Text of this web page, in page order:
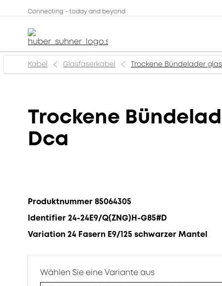
Connecting - today and beyond
Kabel Glasfaserkabel Trockene Bündelader
Trockene
Dca
Produktnummer 85064305
Identifier 24-24E9/Q(ZNG)H-G85#D
Variation 24 Fasern E9/125 schwarzer Mantel
Wählen Sie eine Variante aus